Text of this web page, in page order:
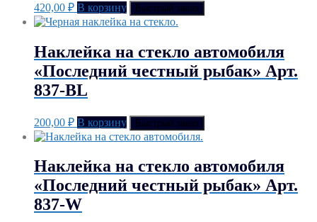
420,00 ₽ В корзину Быстрый заказ
Наклейка на стекло автомобиля
«Последний честный рыбак» Арт.
837-BL
200,00 ₽ В корзину Быстрый заказ
Наклейка на стекло автомобиля
«Последний честный рыбак» Арт.
837-W